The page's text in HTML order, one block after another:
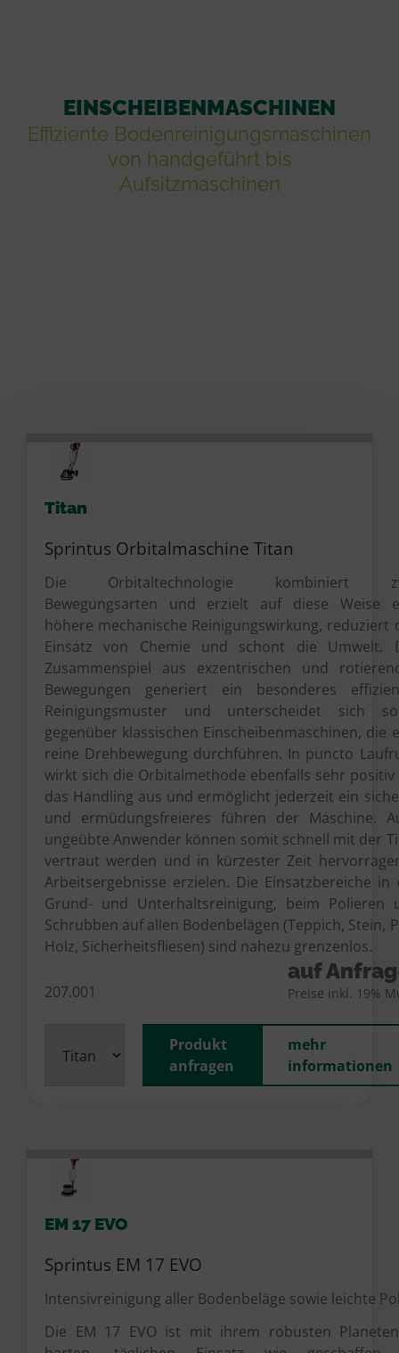
EINSCHEIBENMASCHINEN
Effiziente Bodenreinigungsmaschinen
von handgeführt bis
Aufsitzmaschinen
Titan
Sprintus Orbitalmaschine Titan
Die Orbitaltechnologie kombiniert
Bewegungsarten und erzielt auf diese Weise
höhere mechanische Reinigungswirkung, reduziert
Einsatz von Chemie und schont die Umwelt.
Zusammenspiel aus exzentrischen und
Bewegungen generiert ein besonderes
Reinigungsmuster und unterscheidet sich
gegenüber klassischen Einscheibenmaschinen, die
reine Drehbewegung durchführen. In puncto
wirkt sich die Orbitalmethode ebenfalls sehr positiv
das Handling aus und ermöglicht jederzeit ein
und ermüdungsfreieres führen der Maschine.
ungeübte Anwender können somit schnell mit der
vertraut werden und in kürzester Zeit
Arbeitsergebnisse erzielen. Die Einsatzbereiche in
Grund- und Unterhaltsreinigung, beim Polieren
Schrubben auf allen Bodenbelägen (Teppich, Stein,
Holz, Sicherheitsfliesen) sind nahezu grenzenlos.
207.001
auf
Preise inkl. 19%
Produkt
anfragen
mehr
informationen
EM 17 EVO
Sprintus EM 17 EVO
Intensivreinigung aller Bodenbeläge sowie leichte
Die EM 17 EVO ist mit ihrem robusten